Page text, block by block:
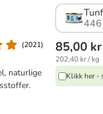
(2021)
naturlige
85,00 kr
202,40 kr / kg
Klikk her -